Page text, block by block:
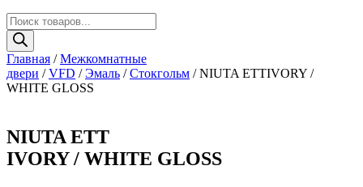
Поиск
товаров
Главная /Межкомнатные
двери /VFD /Эмаль /Стокгольм / NIUTA ETTIVORY /
WHITE GLOSS
NIUTA ETT
IVORY / WHITE GLOSS